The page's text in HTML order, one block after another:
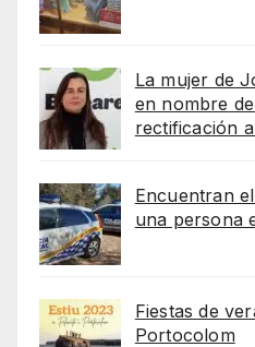
La mujer de
en nombre
rectificación
Encuentran
una persona
Fiestas de
Portocolom